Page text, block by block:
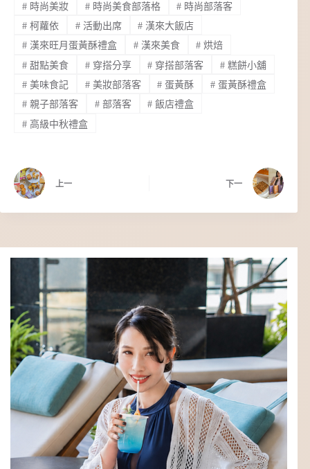
#時尚美妝 #時尚美食部落格 # 時尚部落客
#柯蘿依 #活動出席 # 漢來大飯店
#漢來旺月蛋黃酥禮盒 #漢來美食 # 烘焙
#甜點美食 #穿搭分享 # 穿搭部落客 # 糕餅小舖
#美味食記 #美妝部落客 # 蛋黃酥 # 蛋黃酥禮盒
#親子部落客 #部落客 # 飯店禮盒
#高級中秋禮盒
上一 下一